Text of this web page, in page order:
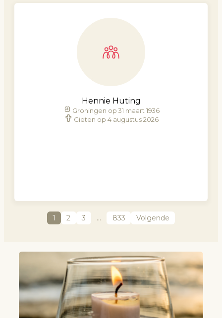
Hennie Huting
Groningen op 31 maart 1936
Gieten op 4 augustus 2026
1 2 3 … 833 Volgende